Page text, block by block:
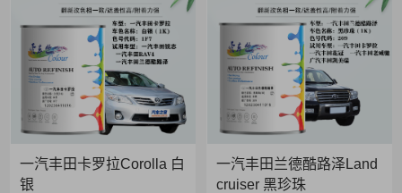
一汽丰田卡罗拉Corolla 白
银
一汽丰田兰德酷路泽Land
cruiser 黑珍珠